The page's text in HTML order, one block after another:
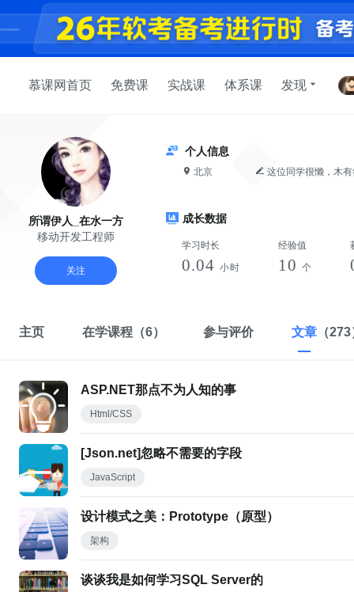
慕课网首页 免费课 实战课 体系课 发现
所谓伊人_在水一方
移动开发工程师
关注
个人信息
北京 这位同学很懒，木
成长数据
学习时长
0.04 小时
经验值
10 个
主页 在学课程 （6） 参与评价 文章 （
ASP.NET那点不为人知的事
Html/CSS
[Json.net]忽略不需要的字段
JavaScript
设计模式之美：Prototype（原型）
架构
谈谈我是如何学习SQL Server的